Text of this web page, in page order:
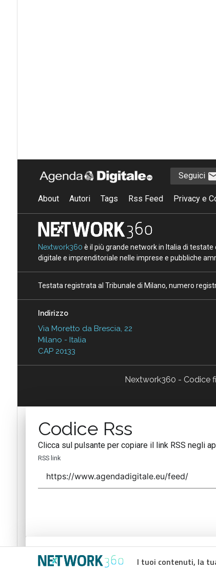
I tuoi contenuti, la
Seguici
About Autori Tags Rss Feed Privacy e
Nextwork360 è il più grande network in Italia di
digitale e imprenditoriale nelle imprese e pubbliche
Testata registrata al Tribunale di Milano, numero
Indirizzo
Via Moretto da Brescia, 22
Milano - Italia
CAP 20133
Nextwork360 - Codice
Codice Rss
Clicca sul pulsante per copiare il link RSS negli
RSS link
Codice Rss